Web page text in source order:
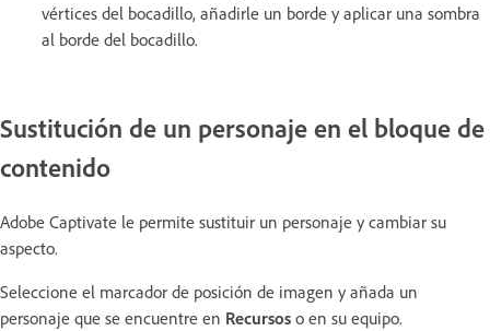
vértices del bocadillo, añadirle un borde y aplicar una sombra
al borde del bocadillo.
Sustitución de un personaje en el bloque de
contenido
Adobe Captivate le permite sustituir un personaje y cambiar su
aspecto.
Seleccione el marcador de posición de imagen y añada un
personaje que se encuentre en Recursos o en su equipo.